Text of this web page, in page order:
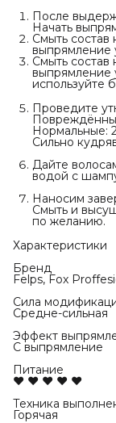
После
Начать
Смыть
выпрямление
Смыть
выпрямление
используйте
Проведите
Нормальные:
Сильно
Дайте
водой с
Наносим
Смыть и
по желанию.
Характеристики
Бренд
Felps, Fox
Сила
Средне-сильная
Эффект
С выпрямление
Питание
♥ ♥ ♥ ♥ ♥
Техника
Горячая